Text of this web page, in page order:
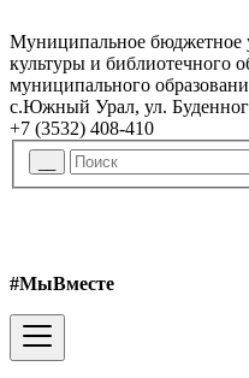
Муниципальное бюджетное
культуры и библиотечного
муниципального
с.Южный Урал, ул.
+7 (3532) 408-410
#МыВместе